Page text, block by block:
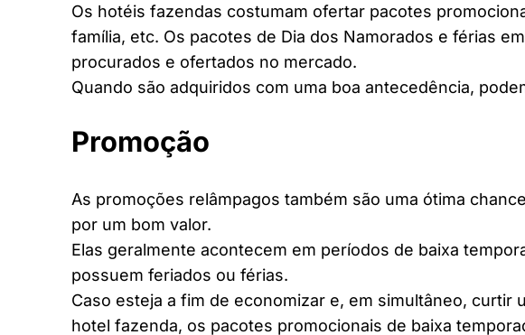
Os hotéis fazendas costumam ofertar pacotes
família, etc. Os pacotes de Dia dos Namorados e férias
procurados e ofertados no mercado.
Quando são adquiridos com uma boa antecedência,
Promoção
As promoções relâmpagos também são uma ótima
por um bom valor.
Elas geralmente acontecem em períodos de baixa
possuem feriados ou férias.
Caso esteja a fim de economizar e, em simultâneo, curtir
hotel fazenda, os pacotes promocionais de baixa